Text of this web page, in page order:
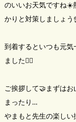
のいいお天気ですね☀️
かりと対策しましょ
到着するといつも元
ました🧏‍♂️
ご挨拶して🤝まずはお
まったり…
やまもと先生の楽し